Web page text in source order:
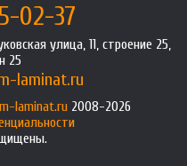
02-37
улица, 11, строение 25,
25
laminat.ru
laminat.ru2008-2026